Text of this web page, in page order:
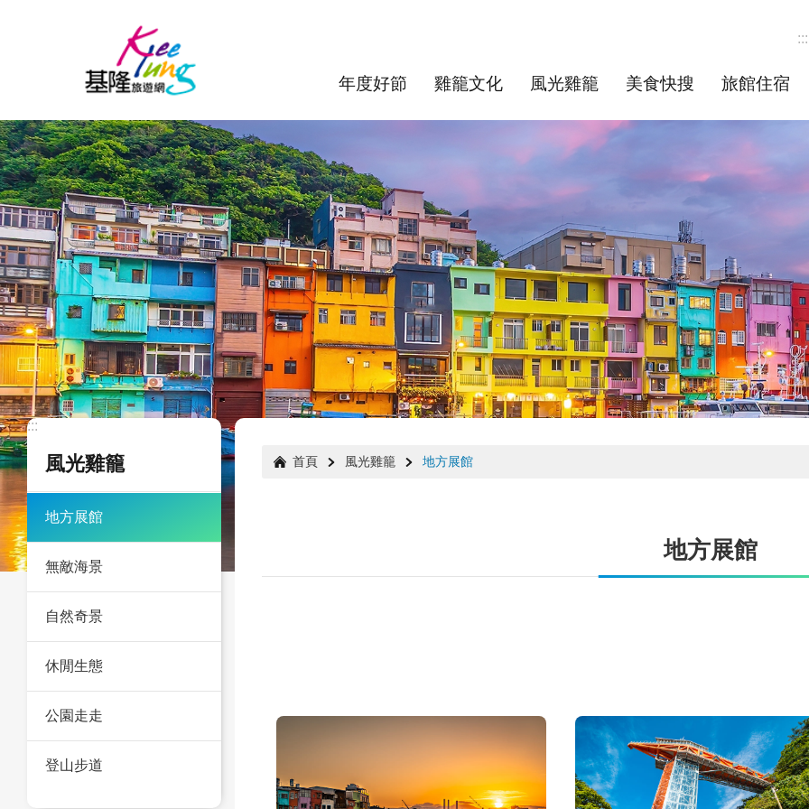
:::
年度好節 雞籠文化 風光雞籠 美食快搜 旅館住宿
:::
風光雞籠
地方展館
無敵海景
自然奇景
休閒生態
公園走走
登山步道
首頁 風光雞籠 地方展館
地方展館